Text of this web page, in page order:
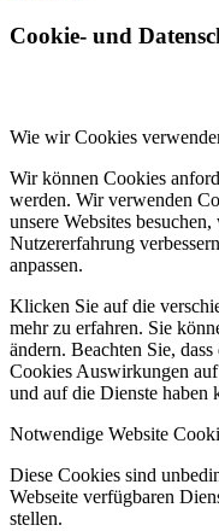
Cookie- und
Wie wir Cookies
Wir können Cookies
werden. Wir verwenden
unsere Websites
Nutzererfahrung
anpassen.
Klicken Sie auf die
mehr zu erfahren. Sie
ändern. Beachten Sie,
Cookies Auswirkungen
und auf die Dienste haben
Notwendige Website
Diese Cookies sind
Webseite verfügbaren
stellen.